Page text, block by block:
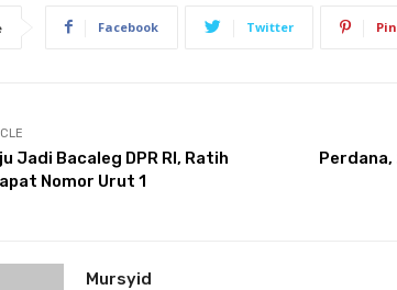
Facebook Twitter
Jadi Bacaleg DPR RI, Ratih
Nomor Urut 1
Mursyid